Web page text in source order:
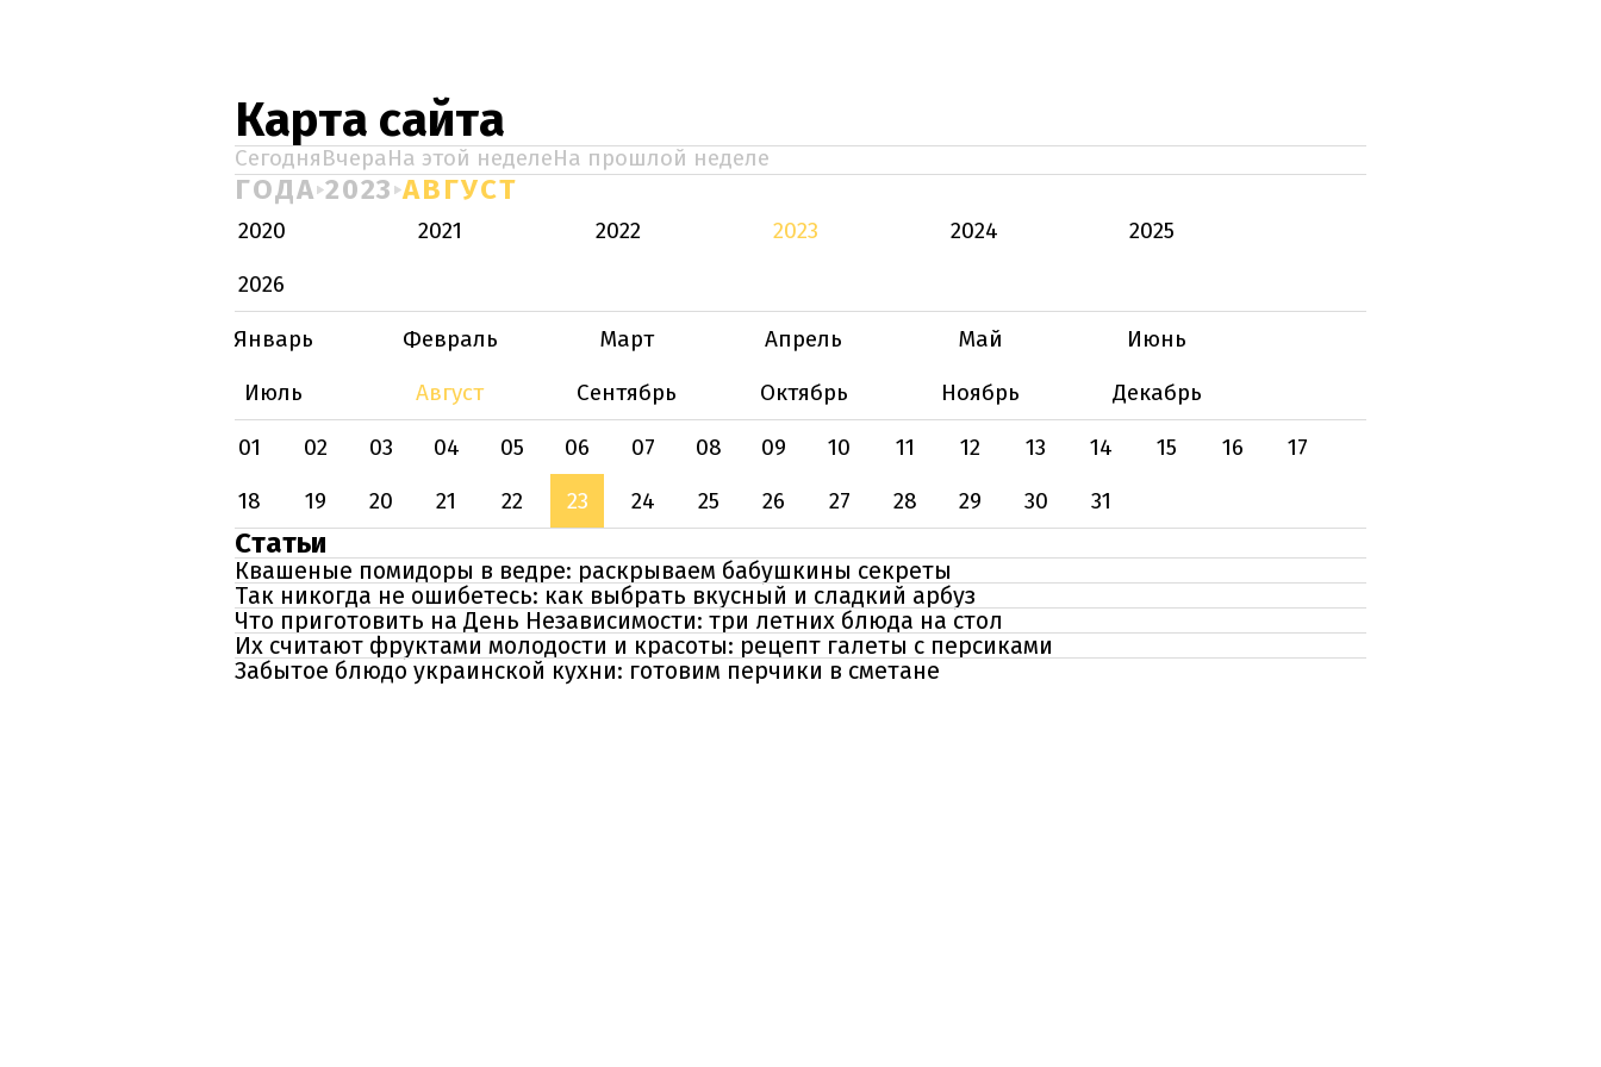
Карта сайта
СегодняВчераНа этой неделеНа прошлой неделе
ГОДА 2023 АВГУСТ
2020 2021 2022 2023 2024
2025
2026
Январь
Февраль Март Апрель Май
Июнь
Июль
Август Сентябрь Октябрь Ноябрь
Декабрь
01
02 03 04 05 06 07 08 09 10 11 12 13 14 15 16
17
18
19 20 21 22 23 24 25 26 27 28 29 30 31
Статьи
Квашеные помидоры в ведре: раскрываем бабушкины секреты
Так никогда не ошибетесь: как выбрать вкусный и сладкий арбуз
Что приготовить на День Независимости: три летних блюда на стол
Их считают фруктами молодости и красоты: рецепт галеты с персиками
Забытое блюдо украинской кухни: готовим перчики в сметане